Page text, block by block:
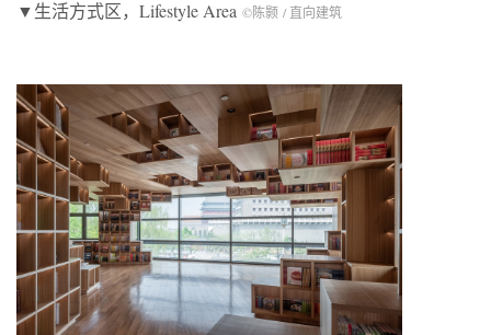
▼生活方式区，Lifestyle Area ©陈颢 / 直向建筑